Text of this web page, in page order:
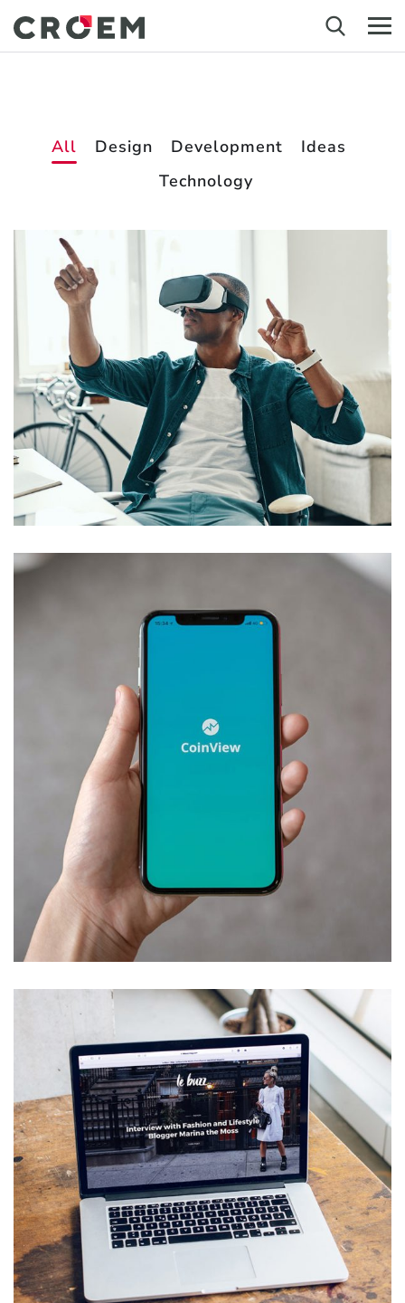
All Design Development
Ideas
Technology
App for Virtual Reality
DESIGN / IDEAS
Mobile Coin View App
DEVELOPMENT
Analysis of Security
IDEAS TECHNOLOGY